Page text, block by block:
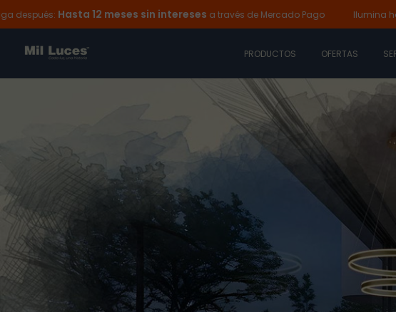
Ir
al
contenido
Hasta 12 meses sin interesesa través de Mercado Pago Ilumina hoy
PRODUCTOS OFERTAS
Oferta en Lámparas de
A